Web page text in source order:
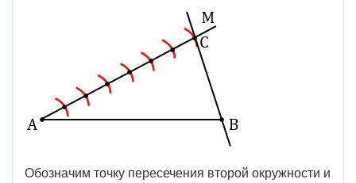
Обозначим точку пересечения второй окружности и